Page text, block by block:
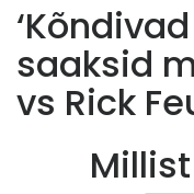
saaksid
vs Rick